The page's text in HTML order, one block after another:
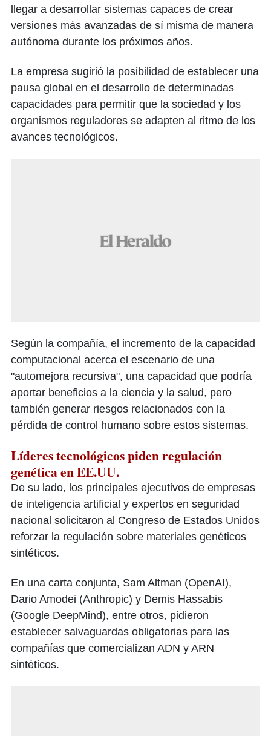
llegar a desarrollar sistemas capaces de crear
versiones más avanzadas de sí misma de manera
autónoma durante los próximos años.
La empresa sugirió la posibilidad de establecer una
pausa global en el desarrollo de determinadas
capacidades para permitir que la sociedad y los
organismos reguladores se adapten al ritmo de los
avances tecnológicos.
Según la compañía, el incremento de la capacidad
computacional acerca el escenario de una
"automejora recursiva", una capacidad que podría
aportar beneficios a la ciencia y la salud, pero
también generar riesgos relacionados con la
pérdida de control humano sobre estos sistemas.
Líderes tecnológicos piden regulación
genética en EE.UU.
De su lado, los principales ejecutivos de empresas
de inteligencia artificial y expertos en seguridad
nacional solicitaron al Congreso de Estados Unidos
reforzar la regulación sobre materiales genéticos
sintéticos.
En una carta conjunta, Sam Altman (OpenAI),
Dario Amodei (Anthropic) y Demis Hassabis
(Google DeepMind), entre otros, pidieron
establecer salvaguardas obligatorias para las
compañías que comercializan ADN y ARN
sintéticos.